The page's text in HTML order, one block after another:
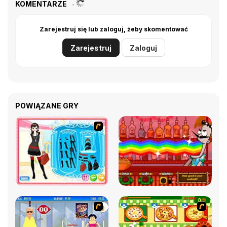
KOMENTARZE
Zarejestruj się lub zaloguj, żeby skomentować
Zarejestruj Zaloguj
POWIĄZANE GRY